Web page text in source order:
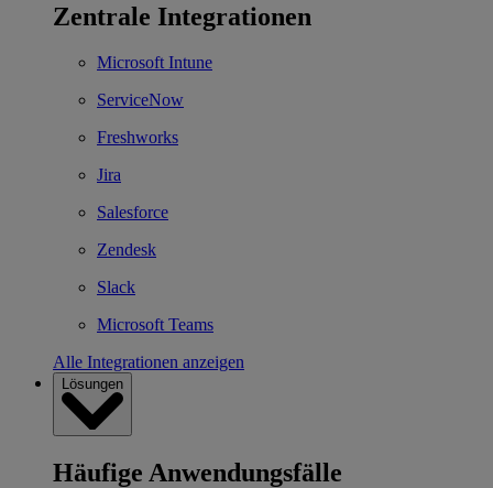
Zentrale Integrationen
Microsoft Intune
ServiceNow
Freshworks
Jira
Salesforce
Zendesk
Slack
Microsoft Teams
Alle Integrationen anzeigen
Lösungen
Häufige Anwendungsfälle